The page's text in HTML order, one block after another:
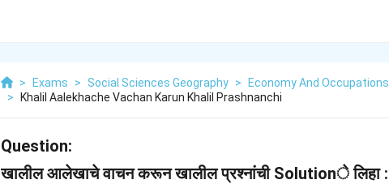
> Exams > Social Sciences Geography >
Economy And Occupations
>
Khalil Aalekhache Vachan Karun Khalil Prashnanchi
Question:
खालील आलेखाचे वाचन करून खालील प्रश्नांची Solutionे लिहा :